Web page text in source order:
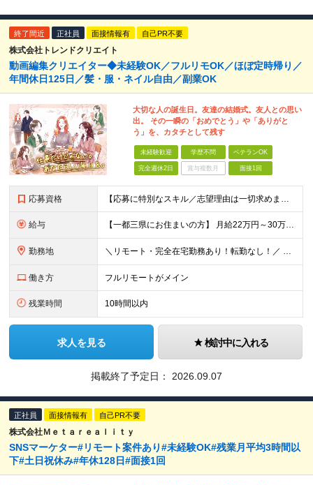
終了間近 正社員 面接情報有 自己PR不要
株式会社トレンドクリエイト
動画編集クリエイター◆未経験OK／フルリモOK／ほぼ定時帰り／
年間休日125日／髪・服・ネイル自由／副業OK
大切な人の誕生日。友達の結婚式。友人との思い
出。 その一瞬の「おめでとう」や「ありがと
う」を、カタチとして残す
未経験歓迎 学歴不問 ベテランOK
完全週休2日 賞与複数月 面接1回
応募資格 【応募に特別なスキル／志望理由は一切求めません！】 学歴不問／職種・業種未経験歓迎／面接は1回のみ！ ☆彡10名以上の仲間を大募集！ 未経験・第二新卒・初めての正社員も大歓迎！ 「動画を見るのが
給与 【一都三県にお住まいの方】 月給22万円～30万円+インセンティブ ※経験・能力を考慮して決定。経験がある場合は、スキルに応じた月給額でスタートします。 ※上記には固定残業代（10時間分／15,000
勤務地 ＼リモート・完全在宅勤務あり！転勤なし！／ 【47都道府県の好きな地域で働けます☆彡】 ★リモート・フルリモートも選択可能です！ └将来的には「お気に入りのカフェでテレワーク」 「日本全国、旅をしな
働き方 フルリモートがメイン
残業時間 10時間以内
求人を見る 検討中に入れる
掲載終了予定日： 2026.09.07
正社員 面接情報有 自己PR不要
株式会社Ｍｅｔａｒｅａｌｉｔｙ
SNSマーケター#リモート案件あり#未経験OK#残業月平均3時間以
下#土日祝休み#年休128日#面接1回